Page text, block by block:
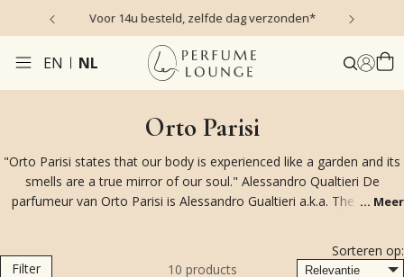
Voor 14u besteld, zelfde dag verzonden*
EN NL
Orto Parisi
"Orto Parisi states that our body is experienced like a garden and its
smells are a true mirror of our soul." Alessandro Qualtieri De
parfumeur van Orto Parisi is Alessandro Gualtieri a.k.a. The Nose.
Orto Parisi en
. De naam Orto Parisi verwijst naar de
... Meer
Filter 10 products
Sorteren op: